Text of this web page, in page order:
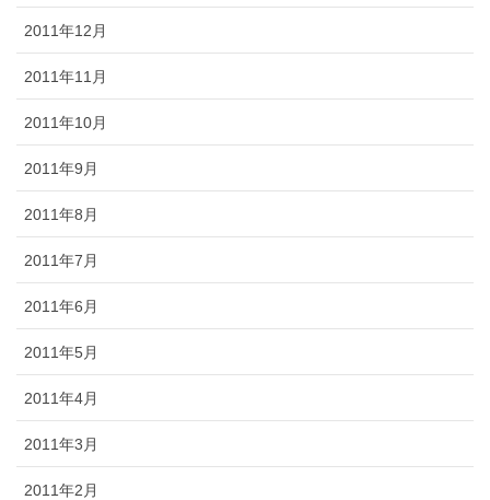
2011年12月
2011年11月
2011年10月
2011年9月
2011年8月
2011年7月
2011年6月
2011年5月
2011年4月
2011年3月
2011年2月